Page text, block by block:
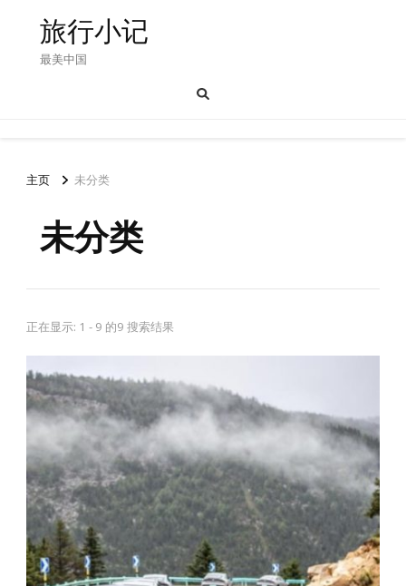
旅行小记
最美中国
主页 未分类
未分类
正在显示: 1 - 9 的9 搜索结果